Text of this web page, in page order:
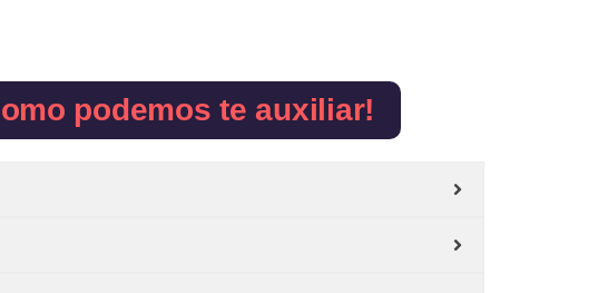
podemos te auxiliar!